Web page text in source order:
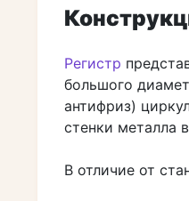
Регистр
большого
антифриз)
стенки металла
В отличие от